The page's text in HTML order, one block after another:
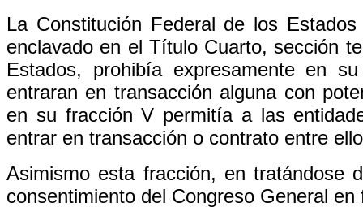
La Constitución Federal de los
enclavado en el Título Cuarto, sección
Estados, prohibía expresamente en
entraran en transacción alguna con
en su fracción V permitía a las
entrar en transacción o contrato entre
Asimismo esta fracción, en tratándose
consentimiento del Congreso General en